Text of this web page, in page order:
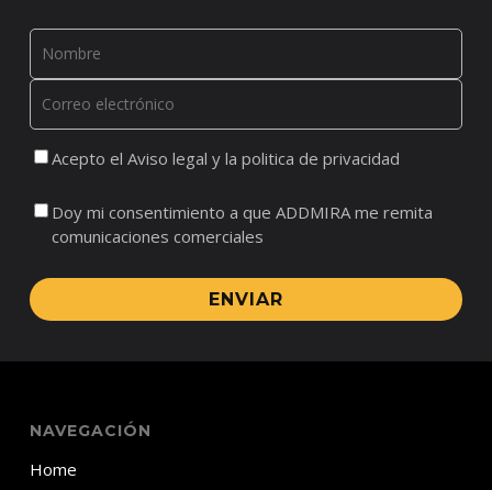
Acepto el Aviso legal y la politica de privacidad
Doy mi consentimiento a que ADDMIRA me remita
comunicaciones comerciales
ENVIAR
NAVEGACIÓN
Home